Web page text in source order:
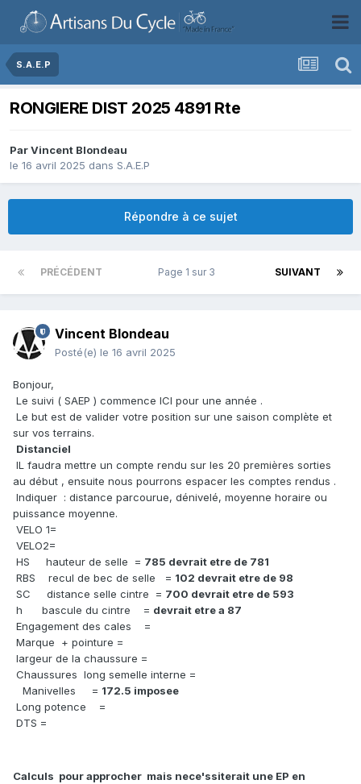
S.A.E.P
RONGIERE DIST 2025 4891 Rte
ParVincent Blondeau
le 16 avril 2025 dans S.A.E.P
Répondre à ce sujet
PRÉCÉDENT SUIVANT
Page 1 sur 3
Vincent Blondeau
Posté(e) le 16 avril 2025
Bonjour,
Le suivi ( SAEP ) commence ICI pour une année .
Le but est de valider votre position sur une saison complète et
sur vos terrains.
Distanciel
IL faudra mettre un compte rendu sur les 20 premières sorties
au début , ensuite nous pourrons espacer les comptes rendus .
Indiquer : distance parcourue, dénivelé, moyenne horaire ou
puissance moyenne.
VELO 1=
VELO2=
HS hauteur de selle = 785 devrait etre de 781
RBS recul de bec de selle = 102 devrait etre de 98
SC distance selle cintre = 700 devrait etre de 593
h bascule du cintre = devrait etre a 87
Engagement des cales =
Marque + pointure =
largeur de la chaussure =
Chaussures long semelle interne =
Manivelles = 172.5 imposee
Long potence =
DTS =
Calculs pour approcher mais nece'ssiterait une EP en